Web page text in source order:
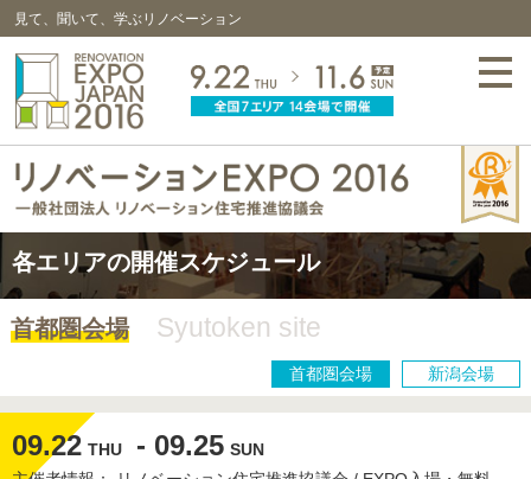
見て、聞いて、学ぶリノベーション
各エリアの開催スケジュール
首都圏会場 Syutoken site
新潟会場
首都圏会場
09.22 THU - 09.25 SUN